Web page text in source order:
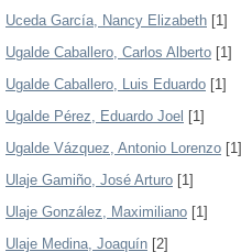
Uceda García, Nancy Elizabeth [1]
Ugalde Caballero, Carlos Alberto [1]
Ugalde Caballero, Luis Eduardo [1]
Ugalde Pérez, Eduardo Joel [1]
Ugalde Vázquez, Antonio Lorenzo [1]
Ulaje Gamiño, José Arturo [1]
Ulaje González, Maximiliano [1]
Ulaje Medina, Joaquín [2]